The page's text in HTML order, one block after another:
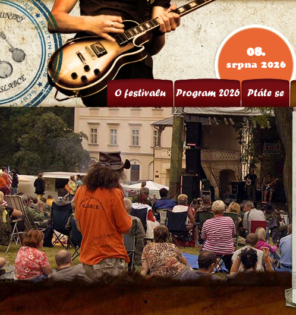
08.
srpna 2026
O festivalu Program 2026 Ptáte se